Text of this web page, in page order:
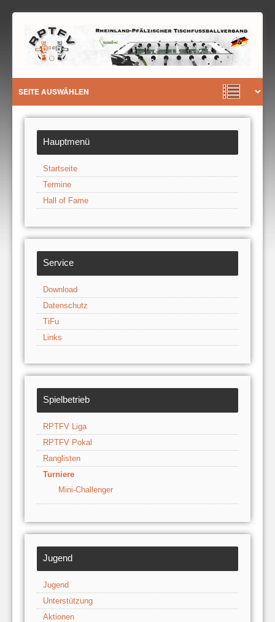
Hauptmenü
Startseite
Termine
Hall of Fame
Service
Download
Datenschutz
TiFu
Links
Spielbetrieb
RPTFV Liga
RPTFV Pokal
Ranglisten
Turniere
Mini-Challenger
Jugend
Jugend
Unterstützung
Aktionen